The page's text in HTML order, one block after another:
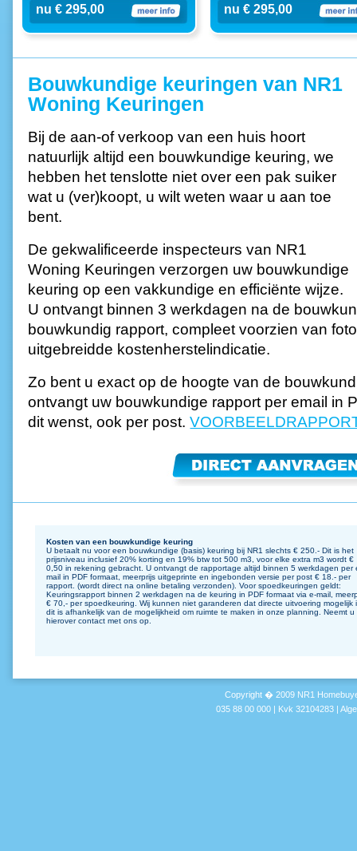
nu € 295,00 nu € 295,00
Bouwkundige keuringen van NR1
Woning Keuringen
Bij de aan-of verkoop van een huis hoort
natuurlijk altijd een bouwkundige keuring, we
hebben het tenslotte niet over een pak suiker
wat u (ver)koopt, u wilt weten waar u aan toe
bent.
De gekwalificeerde inspecteurs van NR1
Woning Keuringen verzorgen uw bouwkundige
keuring op een vakkundige en efficiënte wijze.
U ontvangt binnen 3 werkdagen na de
bouwkundig rapport, compleet voorzien van
uitgebreidde kostenherstelindicatie.
Zo bent u exact op de hoogte van de
ontvangt uw bouwkundige rapport per email in
dit wenst, ook per post.
Kosten van een bouwkundige keuring
U betaalt nu voor een bouwkundige (basis) keuring bij NR1 slechts € 250.- Dit is het
prijsniveau inclusief 20% korting en 19% btw tot 500 m3, voor elke extra m3 wordt €
0,50 in rekening gebracht. U ontvangt de rapportage altijd binnen 5 werkdagen per
mail in PDF formaat, meerprijs uitgeprinte en ingebonden versie per post € 18.- per
rapport. (wordt direct na online betaling verzonden). Voor spoedkeuringen geldt:
Keuringsrapport binnen 2 werkdagen na de keuring in PDF formaat via e-mail,
€ 70,- per spoedkeuring. Wij kunnen niet garanderen dat directe uitvoering mogelijk
dit is afhankelijk van de mogelijkheid om ruimte te maken in onze planning. Neemt u
hierover contact met ons op.
Copyright � 2009 NR1
035 88 00 000 | Kvk 32104283 |